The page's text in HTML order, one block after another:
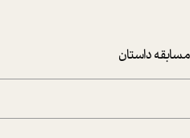
مسابقه داستان